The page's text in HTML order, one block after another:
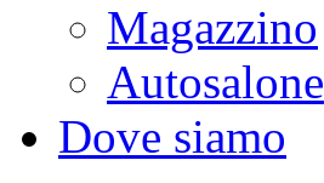
Magazzino
Autosalone
Dove siamo